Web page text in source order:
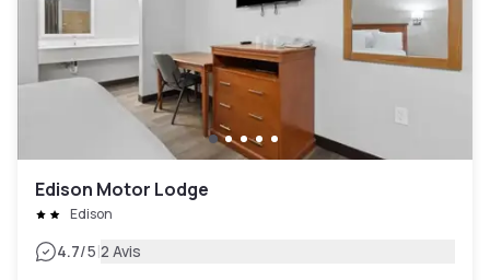
Edison Motor Lodge
Edison
4.7/5|2 Avis